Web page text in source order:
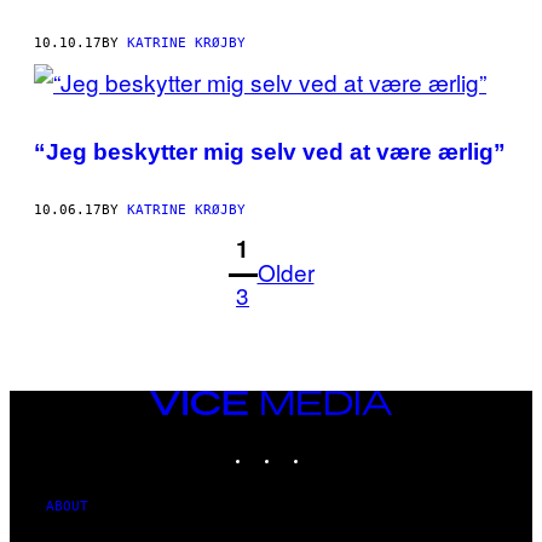
10.10.17BY KATRINE KRØJBY
“Jeg beskytter mig selv ved at være ærlig”
10.06.17BY KATRINE KRØJBY
1
3
Older
VICE
MEDIA
ABOUT